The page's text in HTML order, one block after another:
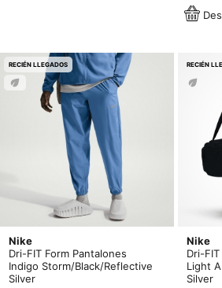
RECIÉN LLEGADOS
Nike
Dri-FIT Form Pantalones
Indigo Storm/Black/Reflective
Silver
RECIÉN
Nike
Dri-
Light
Silver